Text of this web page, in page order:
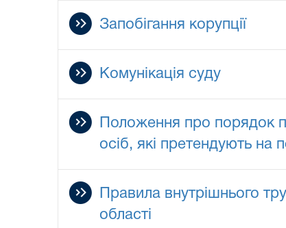
Запобігання корупції
Комунікація суду
Положення про порядок
осіб, які претендують на
Правила внутрішнього
області